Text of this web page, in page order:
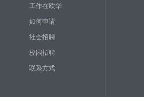
工作在欧华
如何申请
社会招聘
校园招聘
联系方式